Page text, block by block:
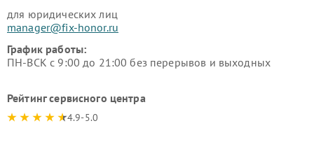
для юридических лиц
manager@fix-honor.ru
График работы:
ПН-ВСК с 9:00 до 21:00 без перерывов и выходных
Рейтинг сервисного центра
4.9-5.0